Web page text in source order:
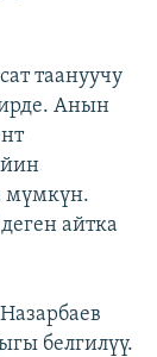
таануучу
Анын
мүмкүн.
айтка
белгилүү.